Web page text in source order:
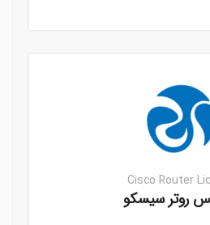
Cisco Router
روتر سیسکو